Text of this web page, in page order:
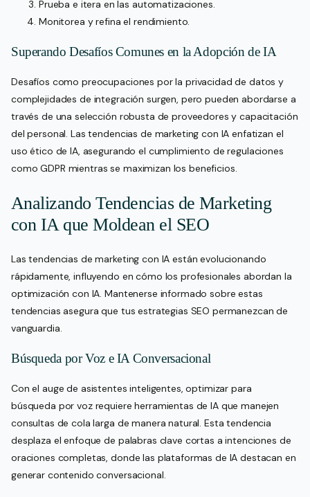
Prueba e itera en las automatizaciones.
Monitorea y refina el rendimiento.
Superando Desafíos Comunes en la Adopción de IA
Desafíos como preocupaciones por la privacidad de datos y
complejidades de integración surgen, pero pueden abordarse a
través de una selección robusta de proveedores y capacitación
del personal. Las tendencias de marketing con IA enfatizan el
uso ético de IA, asegurando el cumplimiento de regulaciones
como GDPR mientras se maximizan los beneficios.
Analizando Tendencias de Marketing
con IA que Moldean el SEO
Las tendencias de marketing con IA están evolucionando
rápidamente, influyendo en cómo los profesionales abordan la
optimización con IA. Mantenerse informado sobre estas
tendencias asegura que tus estrategias SEO permanezcan de
vanguardia.
Búsqueda por Voz e IA Conversacional
Con el auge de asistentes inteligentes, optimizar para
búsqueda por voz requiere herramientas de IA que manejen
consultas de cola larga de manera natural. Esta tendencia
desplaza el enfoque de palabras clave cortas a intenciones de
oraciones completas, donde las plataformas de IA destacan en
generar contenido conversacional.